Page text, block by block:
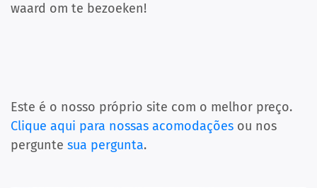
waard om te bezoeken!
Este é o nosso próprio site com o melhor preço.
Clique aqui para nossas acomodações ou nos
pergunte sua pergunta.